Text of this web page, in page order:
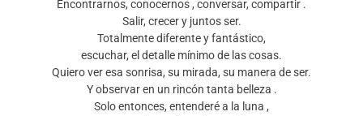
Encontrarnos, conocernos , conversar, compartir .
Salir, crecer y juntos ser.
Totalmente diferente y fantástico,
escuchar, el detalle mínimo de las cosas.
Quiero ver esa sonrisa, su mirada, su manera de ser.
Y observar en un rincón tanta belleza .
Solo entonces, entenderé a la luna ,